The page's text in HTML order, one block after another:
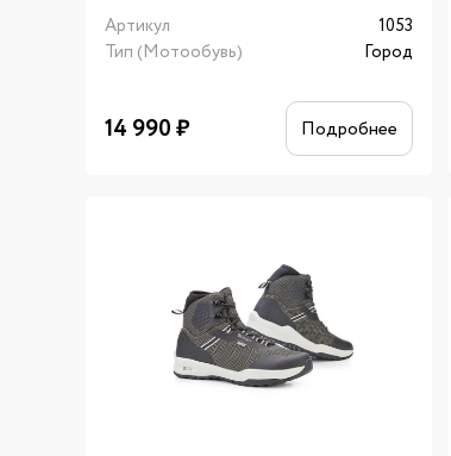
Артикул
1053
Тип (Мотообувь)
Город
14 990₽ Подробнее